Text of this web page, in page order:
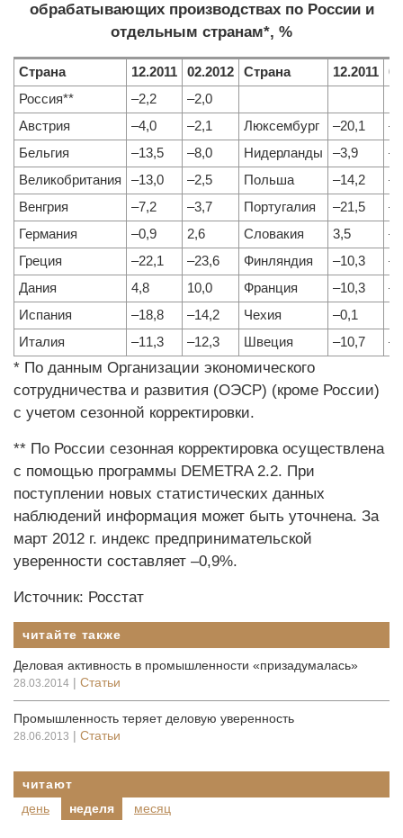
обрабатывающих производствах по России и
отдельным странам*, %
Страна 12.2011 02.2012 Страна 12.2011
Россия**
–2,2
–2,0
Австрия
–4,0 –2,1 Люксембург –20,1
Бельгия
–13,5 –8,0 Нидерланды –3,9
Великобритания
–13,0 –2,5 Польша –14,2
Венгрия
–7,2 –3,7 Португалия –21,5
Германия
–0,9 2,6 Словакия 3,5
Греция
–22,1 –23,6 Финляндия –10,3
Дания
4,8 10,0 Франция –10,3
Испания
–18,8 –14,2 Чехия –0,1
Италия
–11,3 –12,3 Швеция –10,7
* По данным Организации экономического
сотрудничества и развития (ОЭСР) (кроме России)
с учетом сезонной корректировки.
** По России сезонная корректировка осуществлена
с помощью программы DEMETRA 2.2. При
поступлении новых статистических данных
наблюдений информация может быть уточнена. За
март 2012 г. индекс предпринимательской
уверенности составляет –0,9%.
Источник: Росстат
читайте также
Деловая активность в промышленности «призадумалась»
28.03.2014 | Статьи
Промышленность теряет деловую уверенность
28.06.2013 | Статьи
читают
день
неделя месяц